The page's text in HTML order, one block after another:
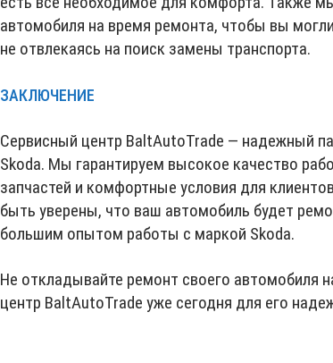
автомобиля на время ремонта, чтобы вы
не отвлекаясь на поиск замены транспорта.
ЗАКЛЮЧЕНИЕ
Сервисный центр BaltAutoTrade — надежный
Skoda. Мы гарантируем высокое качество
запчастей и комфортные условия для
быть уверены, что ваш автомобиль будет
большим опытом работы с маркой Skoda.
Не откладывайте ремонт своего автомобиля
центр BaltAutoTrade уже сегодня для его